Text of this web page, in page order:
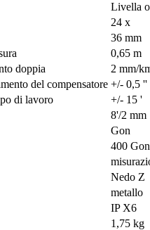
Livella
24 x
36 mm
0,65 m
doppia
2 mm/
del compensatore +/- 0,5 ''
di lavoro
+/- 15 '
8'/2 mm
Gon
400 Gon
Nedo Z
metallo
IP X6
1,75 kg